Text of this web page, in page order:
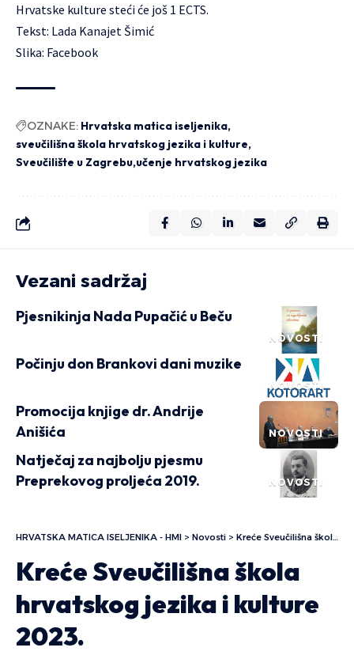
Hrvatske kulture steći će još 1 ECTS.
Tekst: Lada Kanajet Šimić
Slika: Facebook
OZNAKE: Hrvatska matica iseljenika
sveučilišna škola hrvatskog jezika i kulture
Sveučilište u Zagrebu učenje hrvatskog jezika
Vezani sadržaj
NOVOSTI
Pjesnikinja Nada Pupačić u Beču
NOVOSTI
Počinju don Brankovi dani muzike
NOVOSTI
Promocija knjige dr. Andrije
Anišića
NOVOSTI
Natječaj za najbolju pjesmu
Preprekovog proljeća 2019.
HRVATSKA MATICA ISELJENIKA - HMI > Novosti > Kreće Sveučilišna škola hrvatskog jezika i kulture 2023.
Kreće Sveučilišna škola
hrvatskog jezika i kulture
2023.